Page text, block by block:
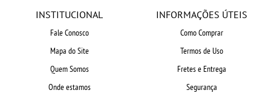
INSTITUCIONAL
Fale Conosco
Mapa do Site
Quem Somos
Onde estamos
INFORMAÇÕES ÚTEIS
Como Comprar
Termos de Uso
Fretes e Entrega
Segurança